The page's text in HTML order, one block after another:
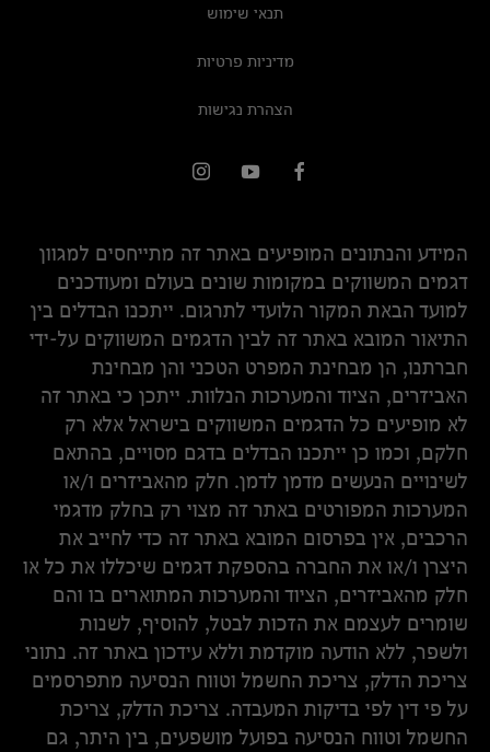
תנאי שימוש
מדיניות פרטיות
הצהרת נגישות
המידע והנתונים המופיעים באתר זה מתייחסים למגוון
דגמים המשווקים במקומות שונים בעולם ומעודכנים
למועד הבאת המקור הלועדי לתרגום. ייתכנו הבדלים בין
התיאור המובא באתר זה לבין הדגמים המשווקים על-ידי
חברתנו, הן מבחינת המפרט הטכני והן מבחינת
האביזרים, הציוד והמערכות הנלוות. ייתכן כי באתר זה
לא מופיעים כל הדגמים המשווקים בישראל אלא רק
חלקם, וכמו כן ייתכנו הבדלים בדגם מסויים, בהתאם
לשינויים הנעשים מדמן לדמן. חלק מהאביזרים ו/או
המערכות המפורטים באתר זה מצוי רק בחלק מדגמי
הרכבים, אין בפרסום המובא באתר זה כדי לחייב את
היצרן ו/או את החברה בהספקת דגמים שיכללו את כל או
חלק מהאביזרים, הציוד והמערכות המתוארים בו והם
שומרים לעצמם את הזכות לבטל, להוסיף, לשנות
ולשפר, ללא הודעה מוקדמת וללא עידכון באתר זה. נתוני
צריכת הדלק, צריכת החשמל וטווח הנסיעה מתפרסמים
על פי דין לפי בדיקות המעבדה. צריכת הדלק, צריכת
החשמל וטווח הנסיעה בפועל מושפעים, בין היתר, גם